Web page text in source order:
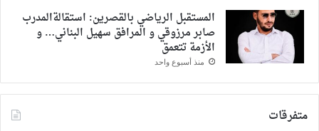
المستقبل الرياضي بالقصرين: استقالةالمدرب
صابر مرزوقي و المرافق سهيل البناني… و
الأزمة تتعمق
منذ أسبوع واحد
متفرقات